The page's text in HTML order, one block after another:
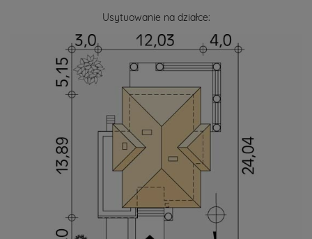
Usytuowanie na działce: